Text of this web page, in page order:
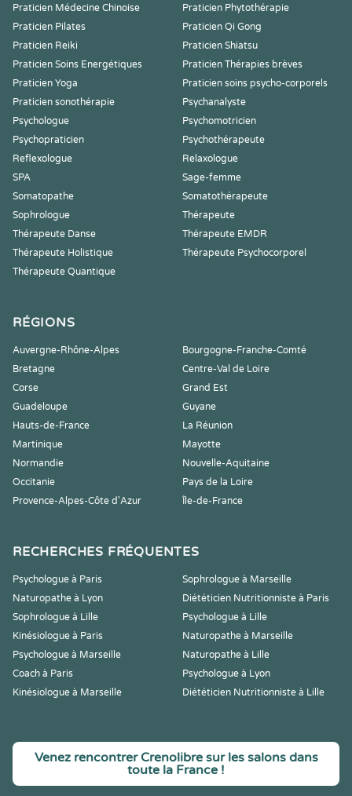
Praticien Médecine Chinoise
Praticien Phytothérapie
Praticien Pilates
Praticien Qi Gong
Praticien Reiki
Praticien Shiatsu
Praticien Soins Energétiques
Praticien Thérapies brèves
Praticien Yoga
Praticien soins psycho-corporels
Praticien sonothérapie
Psychanalyste
Psychologue
Psychomotricien
Psychopraticien
Psychothérapeute
Reflexologue
Relaxologue
SPA
Sage-femme
Somatopathe
Somatothérapeute
Sophrologue
Thérapeute
Thérapeute Danse
Thérapeute EMDR
Thérapeute Holistique
Thérapeute Psychocorporel
Thérapeute Quantique
RÉGIONS
Auvergne-Rhône-Alpes
Bourgogne-Franche-Comté
Bretagne
Centre-Val de Loire
Corse
Grand Est
Guadeloupe
Guyane
Hauts-de-France
La Réunion
Martinique
Mayotte
Normandie
Nouvelle-Aquitaine
Occitanie
Pays de la Loire
Provence-Alpes-Côte d'Azur
Île-de-France
RECHERCHES FRÉQUENTES
Psychologue à Paris
Sophrologue à Marseille
Naturopathe à Lyon
Diététicien Nutritionniste à Paris
Sophrologue à Lille
Psychologue à Lille
Kinésiologue à Paris
Naturopathe à Marseille
Psychologue à Marseille
Naturopathe à Lille
Coach à Paris
Psychologue à Lyon
Kinésiologue à Marseille
Diététicien Nutritionniste à Lille
Venez rencontrer Crenolibre sur les salons dans
toute la France !